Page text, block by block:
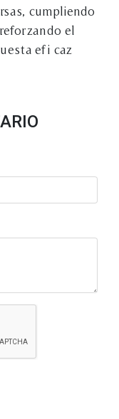
cumpliendo
el
efi caz